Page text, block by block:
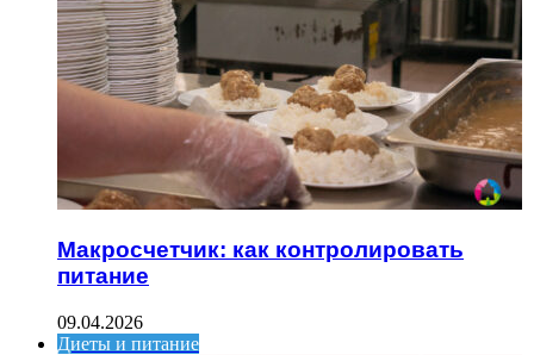
Макросчетчик: как контролировать
питание
09.04.2026
Диеты и питание